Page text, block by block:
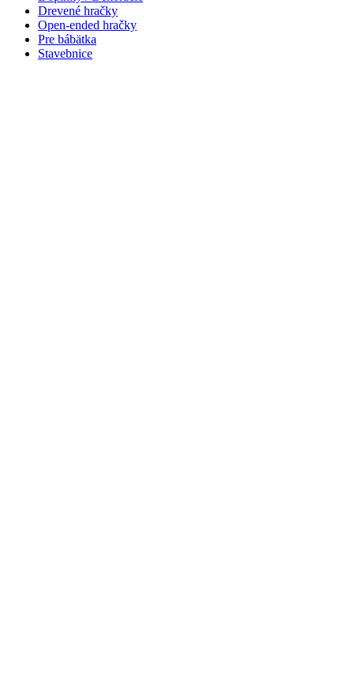
Drevené hračky
Open-ended hračky
Pre bábätka
Stavebnice